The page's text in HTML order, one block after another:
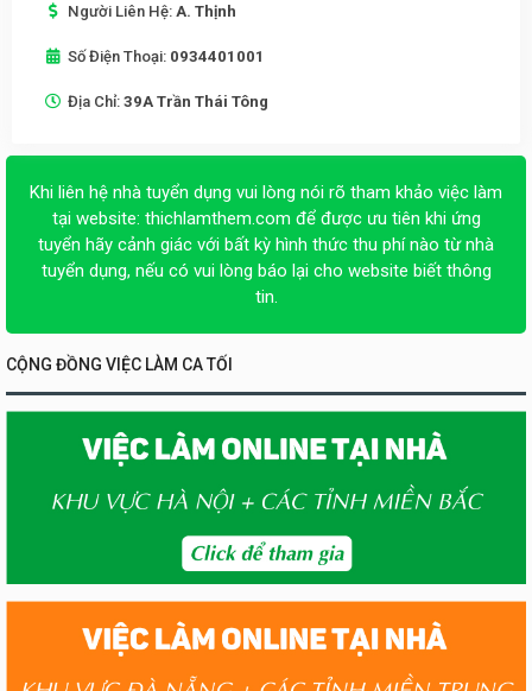
Người Liên Hệ: A. Thịnh
Số Điện Thoại: 0934401001
Địa Chỉ: 39A Trần Thái Tông
Khi liên hệ nhà tuyển dụng vui lòng nói rõ tham khảo việc làm
tại website: thichlamthem.com để được ưu tiên khi ứng
tuyển hãy cảnh giác với bất kỳ hình thức thu phí nào từ nhà
tuyển dụng, nếu có vui lòng báo lại cho website biết thông
tin.
CỘNG ĐỒNG VIỆC LÀM CA TỐI